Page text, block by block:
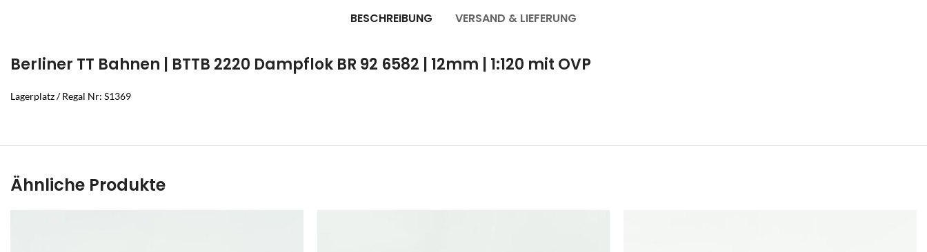
BESCHREIBUNG VERSAND & LIEFERUNG
Berliner TT Bahnen | BTTB 2220 Dampflok BR 92 6582 | 12mm | 1:120 mit OVP
Lagerplatz / Regal Nr: S1369
Ähnliche Produkte